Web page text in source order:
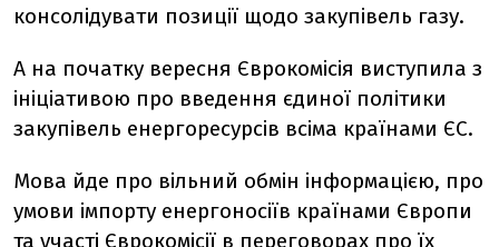
консолідувати позиції щодо закупівель газу.
А на початку вересня Єврокомісія виступила з
ініціативою про введення єдиної політики
закупівель енергоресурсів всіма країнами ЄС.
Мова йде про вільний обмін інформацією, про
умови імпорту енергоносіїв країнами Європи
та участі Єврокомісії в переговорах про їх